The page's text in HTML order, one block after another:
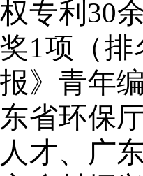
权专利 30
奖1项（排
报》青年
东省环保
人才、广